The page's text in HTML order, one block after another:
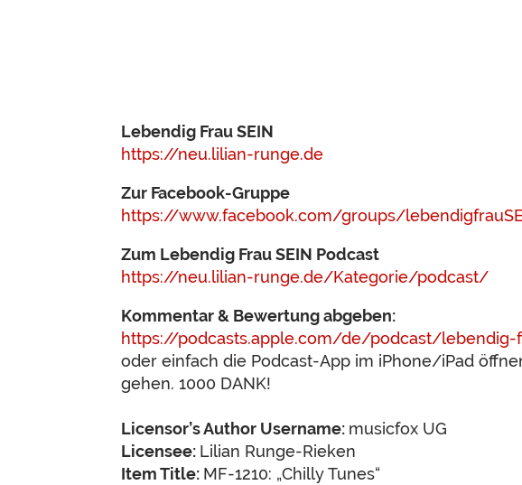
Lebendig Frau SEIN
https://neu.lilian-runge.de
Zur Facebook-Gruppe
https://www.facebook.com/groups/
Zum Lebendig Frau SEIN Podcast
https://neu.lilian-runge.de/Kategorie/podcast/
Kommentar & Bewertung abgeben:
https://podcasts.apple.com/de/podcast/lebendig-
oder einfach die Podcast-App im iPhone/iPad
gehen. 1000 DANK!
Licensor’s Author Username: musicfox UG
Licensee: Lilian Runge-Rieken
Item Title: MF-1210: „Chilly Tunes“